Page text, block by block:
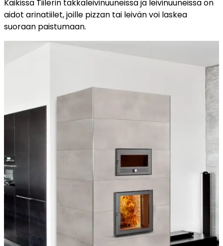
Kaikissa Tiilerin takkaleivinuuneissa ja leivinuuneissa on
aidot arinatiilet, joille pizzan tai leivän voi laskea
suoraan paistumaan.